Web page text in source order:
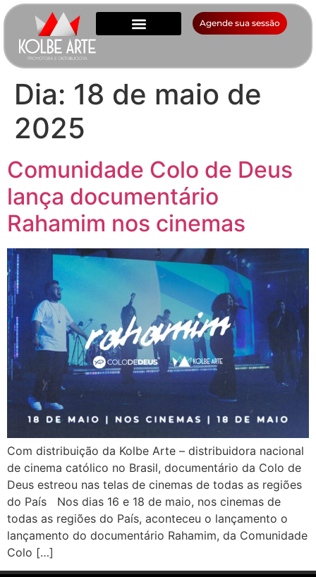
Agende sua sessão
Dia: 18 de maio de
2025
Comunidade Colo de Deus
lança documentário
Rahamim nos cinemas
Com distribuição da Kolbe Arte – distribuidora nacional
de cinema católico no Brasil, documentário da Colo de
Deus estreou nas telas de cinemas de todas as regiões
do País Nos dias 16 e 18 de maio, nos cinemas de
todas as regiões do País, aconteceu o lançamento o
lançamento do documentário Rahamim, da Comunidade
Colo […]